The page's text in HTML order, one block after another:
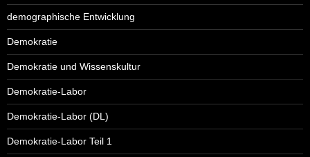
demographische Entwicklung
Demokratie
Demokratie und Wissenskultur
Demokratie-Labor
Demokratie-Labor (DL)
Demokratie-Labor Teil 1